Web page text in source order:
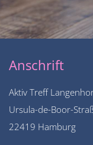
Anschrift
Aktiv Treff
Ursula-de-Boor-
22419 Hamburg